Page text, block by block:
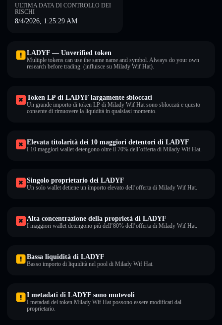
ULTIMA DATA DI CONTROLLO DEI
RISCHI
8/4/2026, 1:25:29 AM
LADYF — Unverified token
Multiple tokens can use the same name and symbol. Always do your own
research before trading. (influisce su Milady Wif Hat).
Token LP di LADYF largamente sbloccati
Un grande importo di token LP di Milady Wif Hat sono sbloccati e questo
consente di rimuovere la liquidità in qualsiasi momento.
Elevata titolarità dei 10 maggiori detentori di LADYF
I 10 maggiori wallet detengono oltre il 70% dell’offerta di Milady Wif Hat.
Singolo proprietario dei LADYF
Un solo wallet detiene un importo elevato dell’offerta di Milady Wif Hat.
Alta concentrazione della proprietà di LADYF
I maggiori wallet detengono più dell’80% dell’offerta di Milady Wif Hat.
Bassa liquidità di LADYF
Basso importo di liquidità nel pool di Milady Wif Hat.
I metadati di LADYF sono mutevoli
I metadati del token Milady Wif Hat possono essere modificati dal
proprietario.